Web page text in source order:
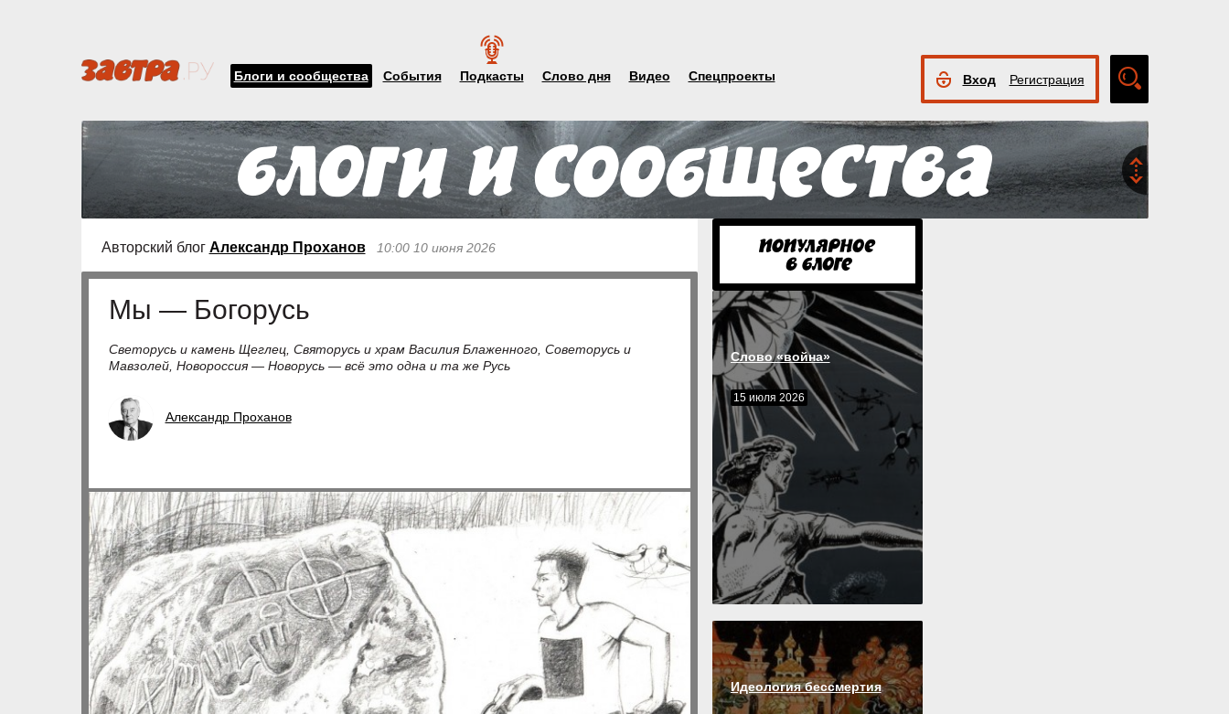
Блоги и сообщества События Подкасты Слово дня Видео Спецпроекты Вход Регистрация
поиск
Авторский блог Александр Проханов 10:00 10 июня 2026
Мы — Богорусь
Светорусь и камень Щеглец, Святорусь и храм Василия Блаженного, Советорусь и
Мавзолей, Новороссия — Новорусь — всё это одна и та же Русь
Александр Проханов
Слово «война»
15 июля 2026
Идеология бессмертия